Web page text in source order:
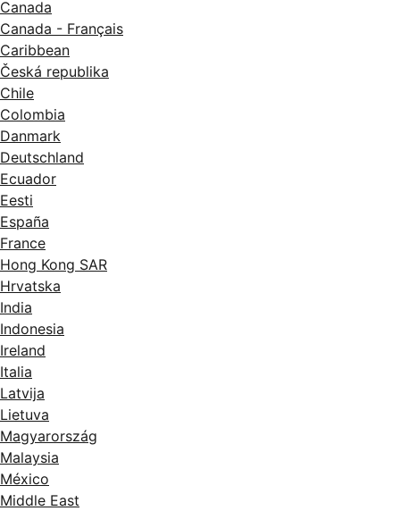
Canada
Canada - Français
Caribbean
Česká republika
Chile
Colombia
Danmark
Deutschland
Ecuador
Eesti
España
France
Hong Kong SAR
Hrvatska
India
Indonesia
Ireland
Italia
Latvija
Lietuva
Magyarország
Malaysia
México
Middle East